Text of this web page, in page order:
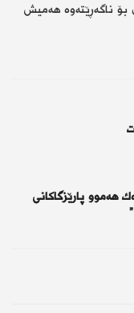
بۆ ناگەڕێتەوە هەمیش
هەموو پارێزگاكانی